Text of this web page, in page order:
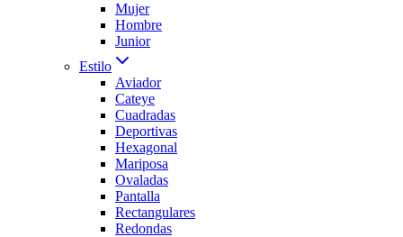
Mujer
Hombre
Junior
Estilo
Aviador
Cateye
Cuadradas
Deportivas
Hexagonal
Mariposa
Ovaladas
Pantalla
Rectangulares
Redondas